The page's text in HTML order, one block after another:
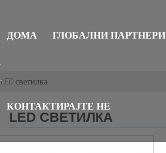
ДОМА ГЛОБАЛНИ ПАРТНЕРИ
КОНТАКТИРАЈТЕ НЕ
LED светилка
LED СВЕТИЛКА